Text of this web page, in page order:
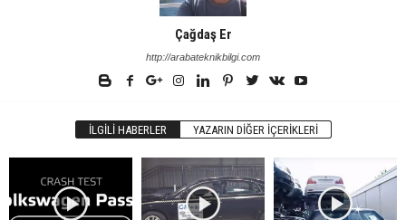
Çağdaş Er
http://arabateknikbilgi.com
İLGILI HABERLER YAZARIN DIĞER İÇERIKLERI